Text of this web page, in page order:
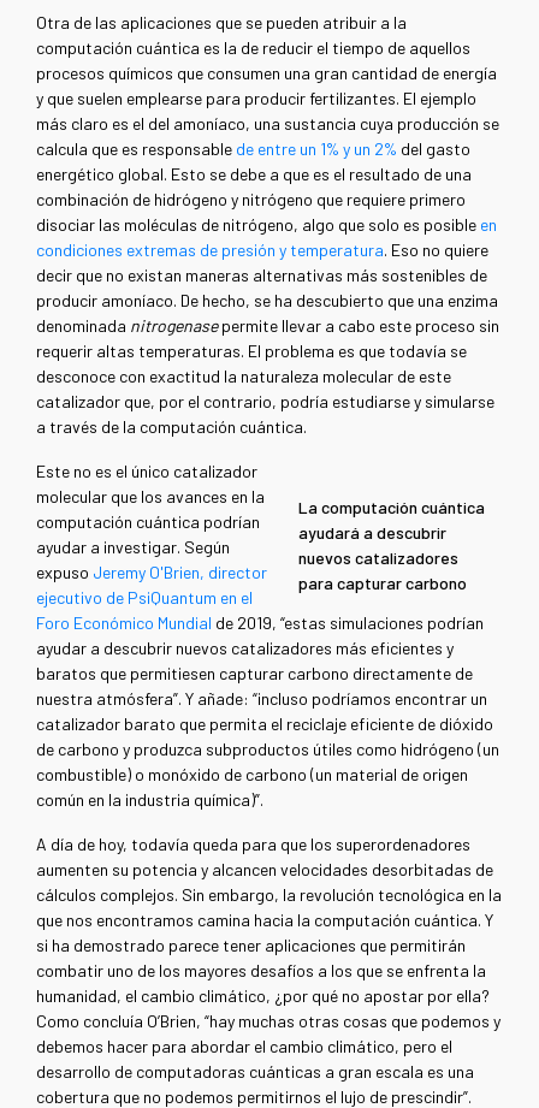
Otra de las aplicaciones que se pueden atribuir a la
computación cuántica es la de reducir el tiempo de aquellos
procesos químicos que consumen una gran cantidad de energía
y que suelen emplearse para producir fertilizantes. El ejemplo
más claro es el del amoníaco, una sustancia cuya producción se
calcula que es responsable de entre un 1% y un 2% del gasto
energético global. Esto se debe a que es el resultado de una
combinación de hidrógeno y nitrógeno que requiere primero
disociar las moléculas de nitrógeno, algo que solo es posible en
condiciones extremas de presión y temperatura. Eso no quiere
decir que no existan maneras alternativas más sostenibles de
producir amoníaco. De hecho, se ha descubierto que una enzima
denominada nitrogenasepermite llevar a cabo este proceso sin
requerir altas temperaturas. El problema es que todavía se
desconoce con exactitud la naturaleza molecular de este
catalizador que, por el contrario, podría estudiarse y simularse
a través de la computación cuántica.
La computación cuántica
ayudará a descubrir
nuevos catalizadores
para capturar carbono
Este no es el único catalizador
molecular que los avances en la
computación cuántica podrían
ayudar a investigar. Según
expuso Jeremy O'Brien, director
ejecutivo de PsiQuantum en el
Foro Económico Mundial de 2019, “estas simulaciones podrían
ayudar a descubrir nuevos catalizadores más eficientes y
baratos que permitiesen capturar carbono directamente de
nuestra atmósfera”. Y añade: “incluso podríamos encontrar un
catalizador barato que permita el reciclaje eficiente de dióxido
de carbono y produzca subproductos útiles como hidrógeno (un
combustible) o monóxido de carbono (un material de origen
común en la industria química)”.
A día de hoy, todavía queda para que los superordenadores
aumenten su potencia y alcancen velocidades desorbitadas de
cálculos complejos. Sin embargo, la revolución tecnológica en la
que nos encontramos camina hacia la computación cuántica. Y
si ha demostrado parece tener aplicaciones que permitirán
combatir uno de los mayores desafíos a los que se enfrenta la
humanidad, el cambio climático, ¿por qué no apostar por ella?
Como concluía O’Brien, “hay muchas otras cosas que podemos y
debemos hacer para abordar el cambio climático, pero el
desarrollo de computadoras cuánticas a gran escala es una
cobertura que no podemos permitirnos el lujo de prescindir”.